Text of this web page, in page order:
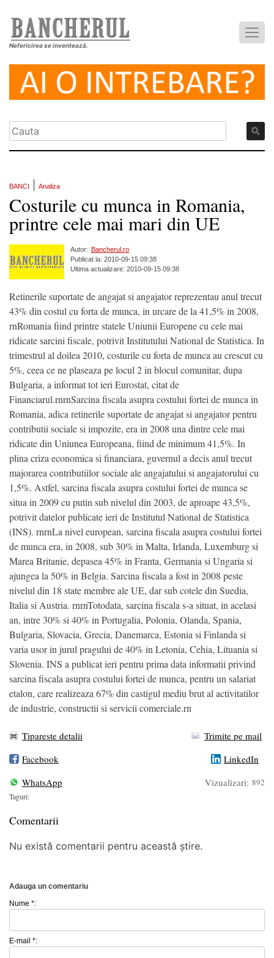
Nefericirea se inventează.
BANCI Analiza
Costurile cu munca in Romania,
printre cele mai mari din UE
Autor: Bancherul.ro
Publicat la: 2010-09-15 09:38
Ultima actualizare: 2010-09-15 09:38
Retinerile suportate de angajat si angajator reprezentau anul trecut
43% din costul cu forta de munca, in urcare de la 41,5% in 2008,
rnRo­ma­nia fiind printre statele Uniunii Eu­ro­pene cu cele mai
ridicate sarcini fiscale, potrivit Institutului National de Statistica. In
trimestrul al doilea 2010, costurile cu forta de munca au crescut cu
5%, ceea ce ne plasea­za pe locul 2 in blocul comunitar, dupa
Bulga­ria, a informat tot ieri Eurostat, citat de
Financiarul.rnrnSarcina fiscala asupra costului fortei de munca in
Romania, adica retinerile suportate de angajat si angajator pentru
contributii sociale si impozite, era in 2008 una dintre cele mai
ridicate din Uniunea Europeana, fiind de minimum 41,5%. In
plina criza economica si finan­ciara, guvernul a decis anul trecut
majo­rarea contributiilor sociale ale angaja­tu­lui si angajatorului cu
1,5%. Astfel, sar­cina fiscala asupra costului fortei de mun­ca se
situa in 2009 cu putin sub nivelul din 2003, de aproape 43,5%,
potri­vit datelor publicate ieri de Insti­tutul National de Statistica
(INS). rnrnLa nivel european, sarcina fiscala asupra costului fortei
de munca era, in 2008, sub 30% in Malta, Irlanda, Luxemburg si
Marea Britanie, depasea 45% in Franta, Germania si Ungaria si
ajungea la 50% in Belgia. Sarcina fiscala a fost in 2008 peste
nivelul din 18 state membre ale UE, dar sub cotele din Suedia,
Italia si Austria. rnrnTotodata, sarcina fiscala s-a situat, in acelasi
an, intre 30% si 40% in Portugalia, Polonia, Olanda, Spania,
Bulgaria, Slovacia, Grecia, Danemarca, Estonia si Finlanda si
varia usor in jurul pragului de 40% in Letonia, Cehia, Lituania si
Slovenia. INS a publicat ieri pentru prima data informatii privind
sarcina fiscala asupra costului fortei de munca, pentru un salariat
etalon, care realizeaza 67% din castigul mediu brut al activitatilor
de industrie, constructii si servicii comerciale.rn
Tipareste detalii
Trimite pe mail
Facebook
LinkedIn
WhatsApp
Vizualizari: 892
Taguri:
Comentarii
Nu există comentarii pentru această știre.
Adauga un comentariu
Nume *:
E-mail *: